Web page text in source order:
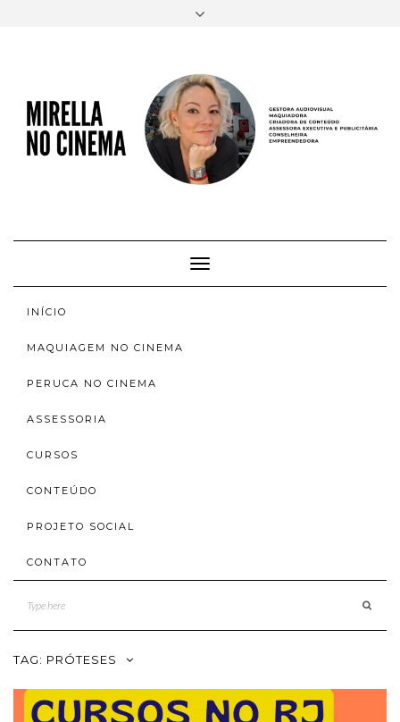
AUTORA
SOBRE
INSTAGRAM
ACERVO
Toggle
Navigation
INÍCIO
MAQUIAGEM NO CINEMA
PERUCA NO CINEMA
ASSESSORIA
CURSOS
CONTEÚDO
PROJETO SOCIAL
CONTATO
TAG: PRÓTESES